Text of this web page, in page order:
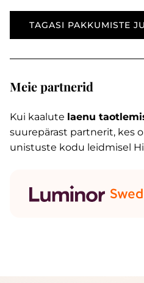
TAGASI PAKKUMISTE
Meie partnerid
Kui kaalute laenu
suurepärast partnerit, kes
unistuste kodu leidmisel